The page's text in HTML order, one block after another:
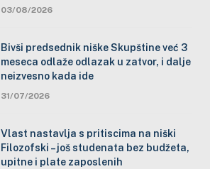
03/08/2026
Bivši predsednik niške Skupštine već 3
meseca odlaže odlazak u zatvor, i dalje
neizvesno kada ide
31/07/2026
Vlast nastavlja s pritiscima na niški
Filozofski – još studenata bez budžeta,
upitne i plate zaposlenih